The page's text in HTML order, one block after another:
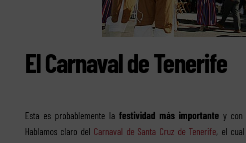
El Carnaval de Tenerife
Esta es probablemente la festividad más importante y con
Hablamos claro del Carnaval de Santa Cruz de Tenerife, el